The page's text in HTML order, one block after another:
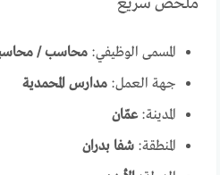
المسمى الوظيفي:محاسب /
جهة العمل:مدارس المحمدية
المدينة:عمّان
المنطقة:شفا بدران